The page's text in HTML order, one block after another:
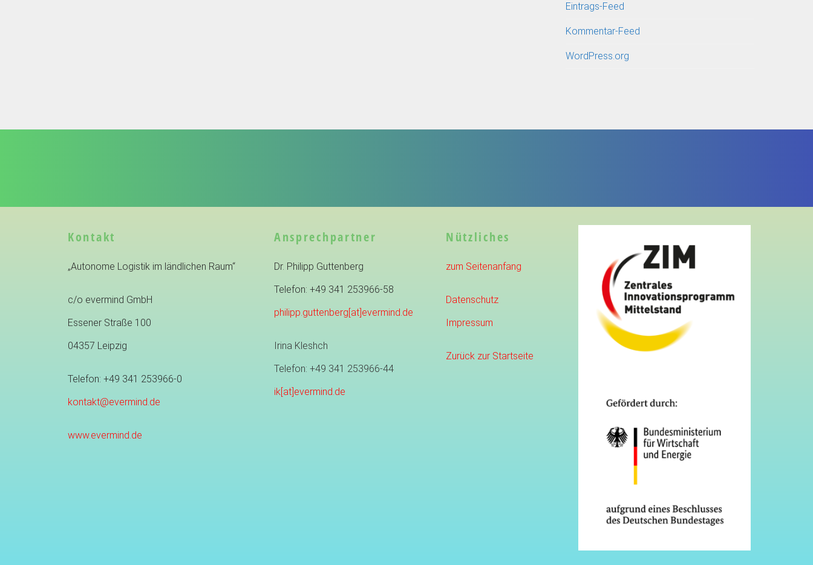
Eintrags-Feed
Kommentar-Feed
WordPress.org
Kontakt
„Autonome Logistik im ländlichen Raum“
c/o evermind GmbH
Essener Straße 100
04357 Leipzig
Telefon: +49 341 253966-0
kontakt@evermind.de
www.evermind.de
Ansprechpartner
Dr. Philipp Guttenberg
Telefon: +49 341 253966-58
philipp.guttenberg[at]evermind.de
Irina Kleshch
Telefon: +49 341 253966-44
ik[at]evermind.de
Nützliches
zum Seitenanfang
Datenschutz
Impressum
Zurück zur Startseite